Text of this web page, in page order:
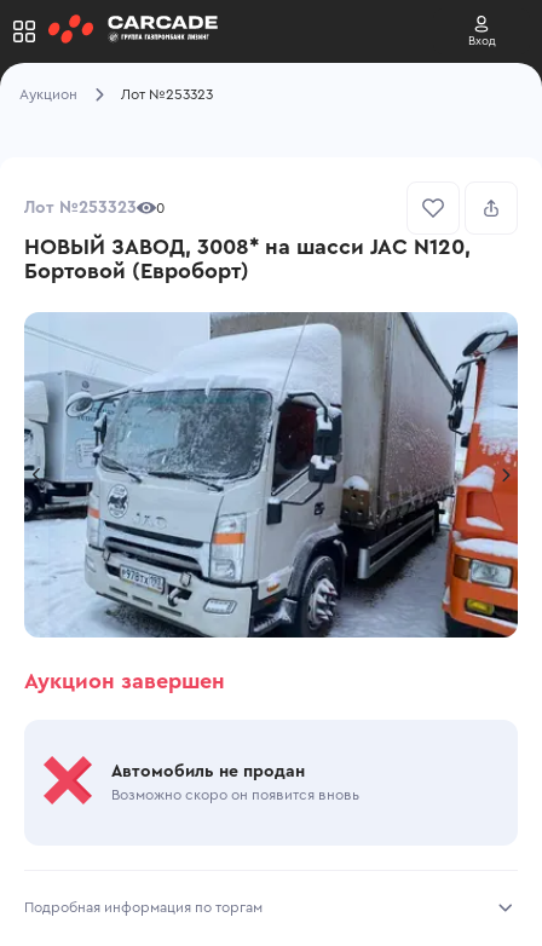
Вход
Аукцион Лот №253323
Лот №253323 0
НОВЫЙ ЗАВОД, 3008* на шасси JAC N120,
Бортовой (Евроборт)
Аукцион завершен
Автомобиль не продан
Возможно скоро он появится вновь
Подробная информация по торгам